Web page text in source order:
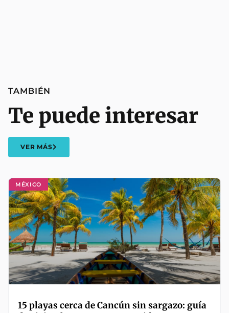
MÉXICO
15 playas cerca de Cancún sin sargazo: guía
TAMBIÉN
Te puede interesar
VER MÁS